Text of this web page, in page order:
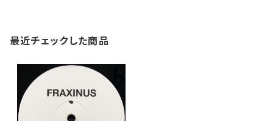
最近チェックした商品